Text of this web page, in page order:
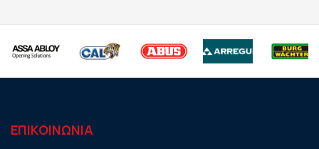
ΕΠΙΚΟΙΝΩΝΙΑ